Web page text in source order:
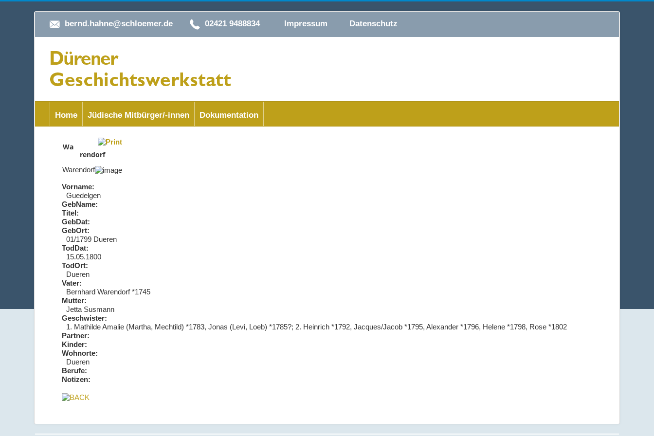
bernd.hahne@schloemer.de 02421 9488834 Impressum Datenschutz
Home Jüdische Mitbürger/-innen Dokumentation
Wa
rendorf
Warendorf
Vorname:
Guedelgen
GebName:
Titel:
GebDat:
GebOrt:
01/1799 Dueren
TodDat:
15.05.1800
TodOrt:
Dueren
Vater:
Bernhard Warendorf *1745
Mutter:
Jetta Susmann
Geschwister:
1. Mathilde Amalie (Martha, Mechtild) *1783, Jonas (Levi, Loeb) *1785?; 2. Heinrich *1792, Jacques/Jacob *1795, Alexander *1796, Helene *1798, Rose *1802
Partner:
Kinder:
Wohnorte:
Dueren
Berufe:
Notizen: